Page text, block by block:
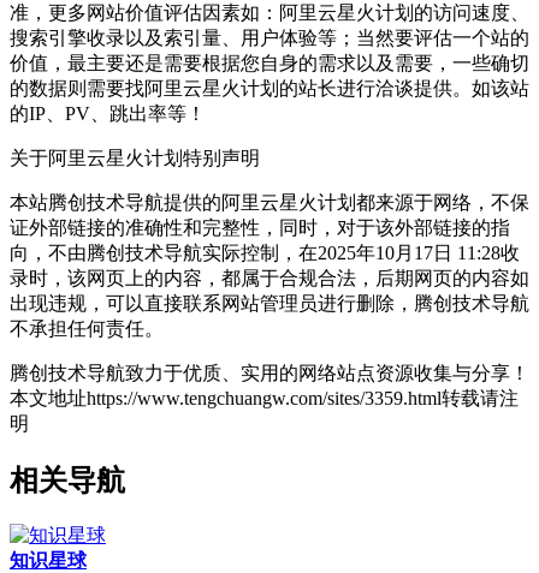
准，更多网站价值评估因素如：阿里云星火计划的访问速度、
搜索引擎收录以及索引量、用户体验等；当然要评估一个站的
价值，最主要还是需要根据您自身的需求以及需要，一些确切
的数据则需要找阿里云星火计划的站长进行洽谈提供。如该站
的IP、PV、跳出率等！
关于阿里云星火计划 特别声明
本站腾创技术导航提供的阿里云星火计划都来源于网络，不保
证外部链接的准确性和完整性，同时，对于该外部链接的指
向，不由腾创技术导航实际控制，在2025年10月17日 11:28收
录时，该网页上的内容，都属于合规合法，后期网页的内容如
出现违规，可以直接联系网站管理员进行删除，腾创技术导航
不承担任何责任。
腾创技术导航致力于优质、实用的网络站点资源收集与分享！
本文地址https://www.tengchuangw.com/sites/3359.html转载请注
明
相关导航
知识星球